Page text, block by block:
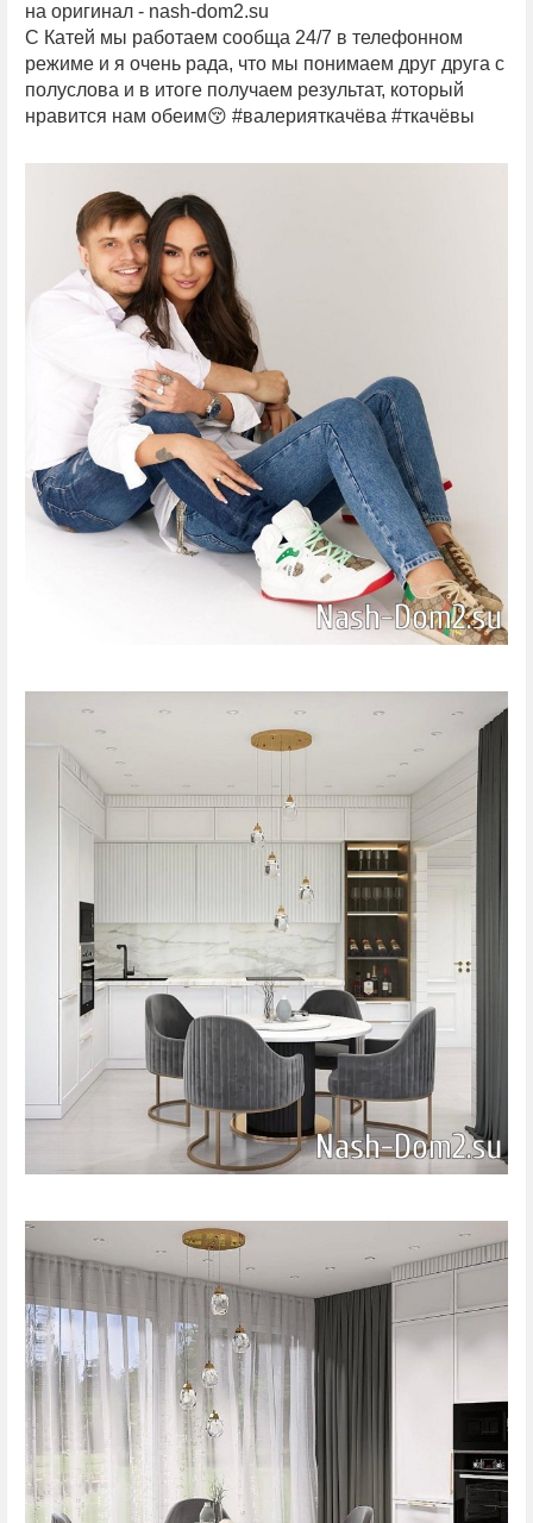
на оригинал - nash-dom2.su
С Катей мы работаем сообща 24/7 в телефонном
режиме и я очень рада, что мы понимаем друг друга с
полуслова и в итоге получаем результат, который
нравится нам обеим😚 #валерияткачёва #ткачёвы